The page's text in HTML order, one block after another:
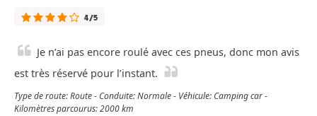
4/5
Je n’ai pas encore roulé avec ces pneus, donc mon avis
est très réservé pour l’instant.
Type de route: Route - Conduite: Normale - Véhicule: Camping car -
Kilomètres parcourus: 2000 km